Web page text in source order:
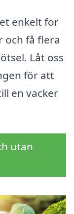
enkelt för
och få flera
Låt oss
för att
en vacker
utan